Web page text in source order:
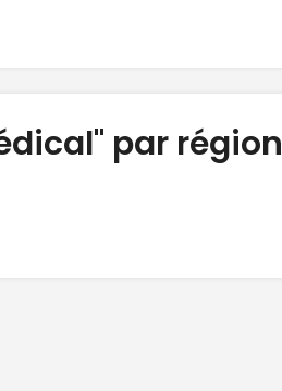
par région